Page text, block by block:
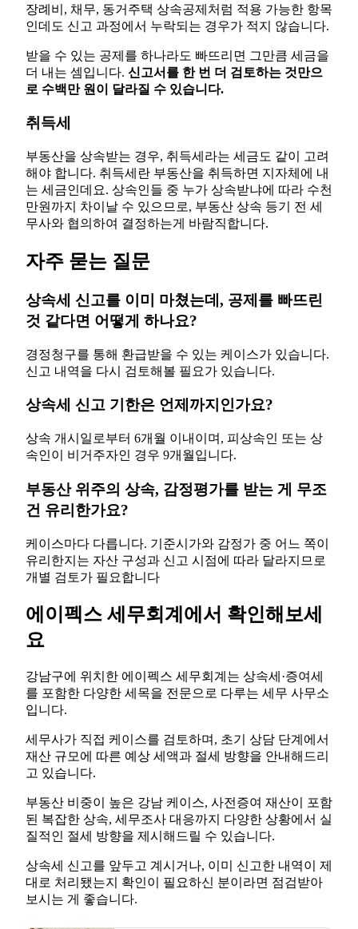
장례비, 채무, 동거주택 상속공제처럼 적용 가능한 항목
인데도 신고 과정에서 누락되는 경우가 적지 않습니다.
받을 수 있는 공제를 하나라도 빠뜨리면 그만큼 세금을
더 내는 셈입니다. 신고서를 한 번 더 검토하는 것만으
로 수백만 원이 달라질 수 있습니다.
취득세
부동산을 상속받는 경우, 취득세라는 세금도 같이 고려
해야 합니다. 취득세란 부동산을 취득하면 지자체에 내
는 세금인데요. 상속인들 중 누가 상속받냐에 따라 수천
만원까지 차이날 수 있으므로, 부동산 상속 등기 전 세
무사와 협의하여 결정하는게 바람직합니다.
자주 묻는 질문
상속세 신고를 이미 마쳤는데, 공제를 빠뜨린
것 같다면 어떻게 하나요?
경정청구를 통해 환급받을 수 있는 케이스가 있습니다.
신고 내역을 다시 검토해볼 필요가 있습니다.
상속세 신고 기한은 언제까지인가요?
상속 개시일로부터 6개월 이내이며, 피상속인 또는 상
속인이 비거주자인 경우 9개월입니다.
부동산 위주의 상속, 감정평가를 받는 게 무조
건 유리한가요?
케이스마다 다릅니다. 기준시가와 감정가 중 어느 쪽이
유리한지는 자산 구성과 신고 시점에 따라 달라지므로
개별 검토가 필요합니다
에이펙스 세무회계에서 확인해보세
요
강남구에 위치한 에이펙스 세무회계는 상속세·증여세
를 포함한 다양한 세목을 전문으로 다루는 세무 사무소
입니다.
세무사가 직접 케이스를 검토하며, 초기 상담 단계에서
재산 규모에 따른 예상 세액과 절세 방향을 안내해드리
고 있습니다.
부동산 비중이 높은 강남 케이스, 사전증여 재산이 포함
된 복잡한 상속, 세무조사 대응까지 다양한 상황에서 실
질적인 절세 방향을 제시해드릴 수 있습니다.
상속세 신고를 앞두고 계시거나, 이미 신고한 내역이 제
대로 처리됐는지 확인이 필요하신 분이라면 점검받아
보시는 게 좋습니다.